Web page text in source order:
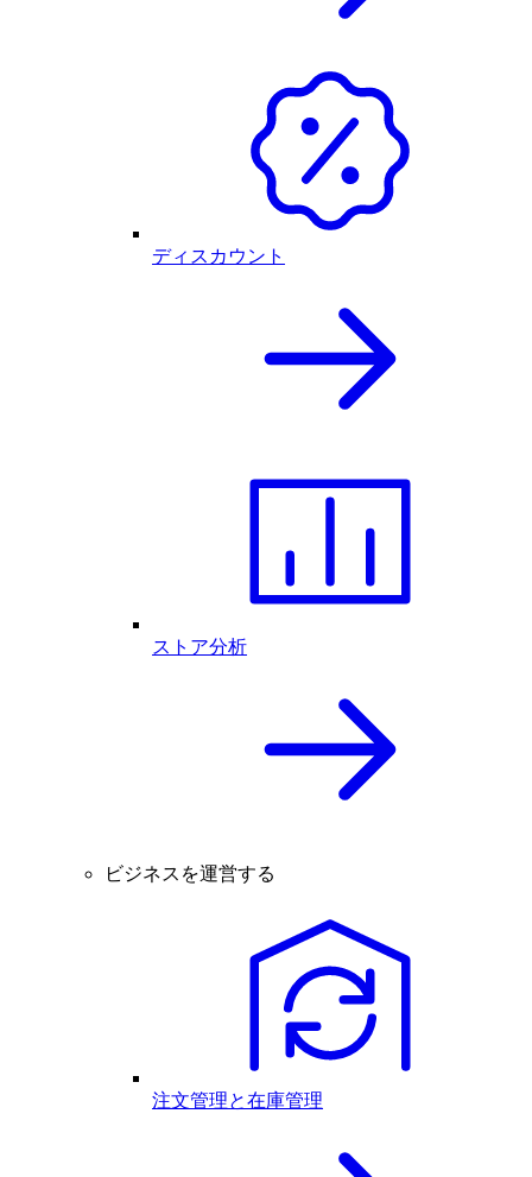
ディスカウント
ストア分析
ビジネスを運営する
注文管理と在庫管理